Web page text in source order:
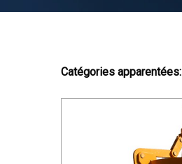
Catégories apparentées: